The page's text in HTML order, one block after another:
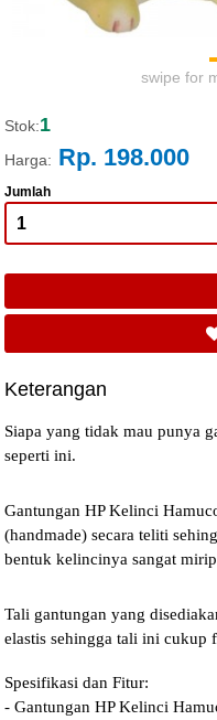
swipe for
Stok:1
Harga: Rp. 198.000
Jumlah
Keterangan
Siapa yang tidak mau punya
seperti ini.
Gantungan HP Kelinci
(handmade) secara teliti
bentuk kelincinya sangat
Tali gantungan yang
elastis sehingga tali ini cukup
Spesifikasi dan Fitur:
- Gantungan HP Kelinci